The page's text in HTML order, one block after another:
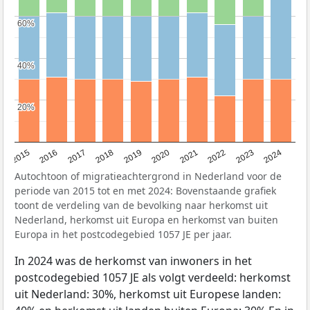
2015 2016 2017 2018 2019 2020 2021 2022 2023 2024
20%
20%
40%
40%
60%
60%
Autochtoon of migratieachtergrond in Nederland voor de
periode van 2015 tot en met 2024: Bovenstaande grafiek
toont de verdeling van de bevolking naar herkomst uit
Nederland, herkomst uit Europa en herkomst van buiten
Europa in het postcodegebied 1057 JE per jaar.
In 2024 was de herkomst van inwoners in het
postcodegebied 1057 JE als volgt verdeeld: herkomst
uit Nederland: 30%, herkomst uit Europese landen: